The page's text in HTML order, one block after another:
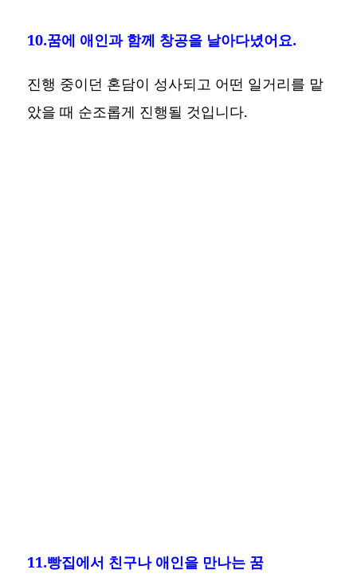
10.꿈에 애인과 함께 창공을 날아다녔어요.
진행 중이던 혼담이 성사되고 어떤 일거리를 맡
았을 때 순조롭게 진행될 것입니다.
11.빵집에서 친구나 애인을 만나는 꿈